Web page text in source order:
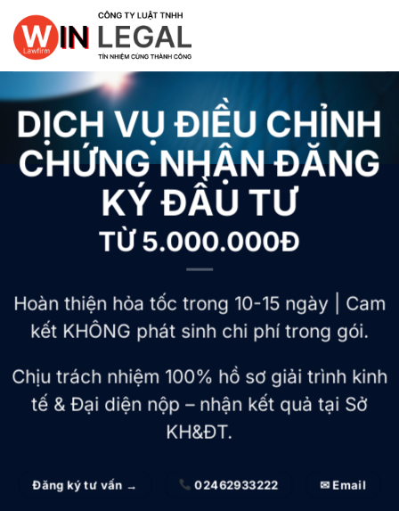
qua
nội
dung
DỊCH VỤ ĐIỀU CHỈNH
CHỨNG NHẬN ĐĂNG
KÝ ĐẦU TƯ
TỪ 5.000.000Đ
Hoàn thiện hỏa tốc trong 10-15 ngày | Cam
kết KHÔNG phát sinh chi phí trong gói.
Chịu trách nhiệm 100% hồ sơ giải trình kinh
tế & Đại diện nộp – nhận kết quả tại Sở
KH&ĐT.
Đăng ký tư vấn → 02462933222 ✉ Email